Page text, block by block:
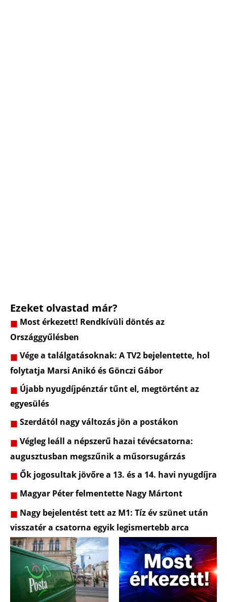
Ezeket olvastad már?
Most érkezett! Rendkívüli döntés az
Országgyűlésben
Vége a találgatásoknak: A TV2 bejelentette, hol
folytatja Marsi Anikó és Gönczi Gábor
Újabb nyugdíjpénztár tűnt el, megtörtént az
egyesülés
Szerdától nagy változás jön a postákon
Végleg leáll a népszerű hazai tévécsatorna:
augusztusban megszűnik a műsorsugárzás
Ők jogosultak jövőre a 13. és a 14. havi nyugdíjra
Magyar Péter felmentette Nagy Mártont
Nagy bejelentést tett az M1: Tíz év szünet után
visszatér a csatorna egyik legismertebb arca